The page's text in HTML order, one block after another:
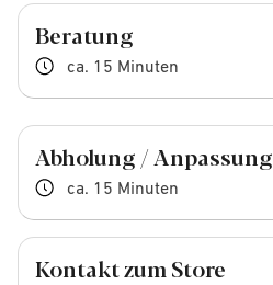
Beratung
ca. 15 Minuten
Abholung / Anpassung
ca. 15 Minuten
Kontakt zum Store